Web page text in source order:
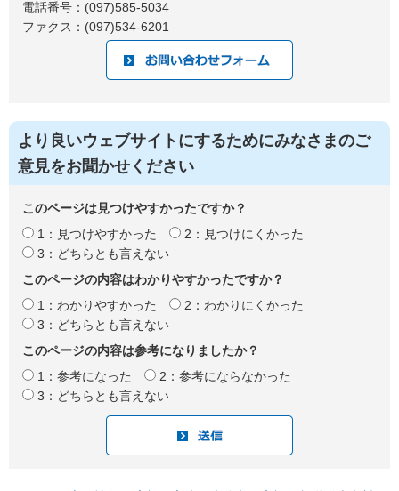
電話番号：(097)585-5034
ファクス：(097)534-6201
より良いウェブサイトにするためにみなさまのご
意見をお聞かせください
このページは見つけやすかったですか？
1：見つけやすかった
2：見つけにくかった
3：どちらとも言えない
このページの内容はわかりやすかったですか？
1：わかりやすかった
2：わかりにくかった
3：どちらとも言えない
このページの内容は参考になりましたか？
1：参考になった
2：参考にならなかった
3：どちらとも言えない